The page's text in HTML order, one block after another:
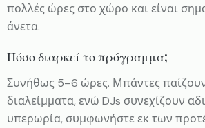
πολλές ώρες στο χώρο και είναι
άνετα.
Πόσο διαρκεί το πρόγραμμα;
Συνήθως 5–6 ώρες. Μπάντες
διαλείμματα, ενώ DJs συνεχίζουν
υπερωρία, συμφωνήστε εκ των